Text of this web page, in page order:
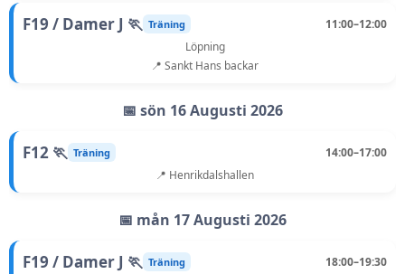
F19 / Damer J 🏃 Träning
11:00–12:00
Löpning
📍 Sankt Hans backar
📅 sön 16 Augusti 2026
F12 🏃 Träning
14:00–17:00
📍 Henrikdalshallen
📅 mån 17 Augusti 2026
F19 / Damer J 🏃 Träning
18:00–19:30